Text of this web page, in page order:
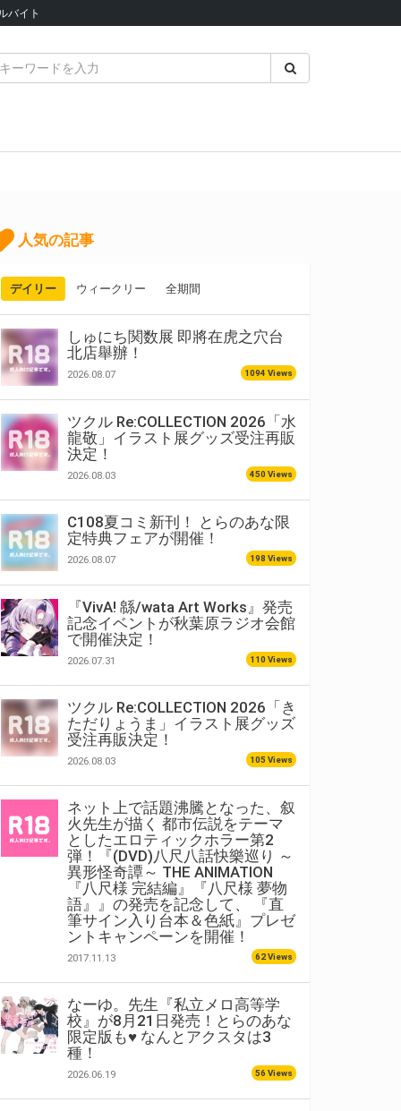
バイト
人気の記事
デイリー ウィークリー 全期間
しゅにち関数展 即將在虎之穴台
北店舉辦！
2026.08.07 1094 Views
ツクル Re:COLLECTION 2026「水
龍敬」イラスト展グッズ受注再販
決定！
2026.08.03 450 Views
C108夏コミ新刊！ とらのあな限
定特典フェアが開催！
2026.08.07 198 Views
『VivA! 緜/wata Art Works』発売
記念イベントが秋葉原ラジオ会館
で開催決定！
2026.07.31 110 Views
ツクル Re:COLLECTION 2026「き
ただりょうま」イラスト展グッズ
受注再販決定！
2026.08.03 105 Views
ネット上で話題沸騰となった、叙
火先生が描く 都市伝説をテーマ
としたエロティックホラー第2
弾！『(DVD)八尺八話快樂巡り ～
異形怪奇譚～ THE ANIMATION
『八尺様 完結編』『八尺様 夢物
語』』の発売を記念して、 『直
筆サイン入り台本＆色紙』プレゼ
ントキャンペーンを開催！
2017.11.13 62 Views
なーゆ。先生『私立メロ高等学
校』が8月21日発売！とらのあな
限定版も♥ なんとアクスタは3
種！
2026.06.19 56 Views